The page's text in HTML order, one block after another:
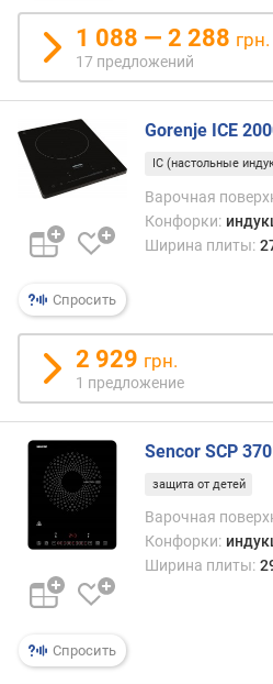
л
о
ж
е
н
и
б
ъ
м
д
у
х
о
в
и
(
)
м
и
и
1 088 — 2 288 грн.
17 предложений
Спросить
Gorenje ICE
IC (настольные
Варочная
Конфорки:
Ширина плиты:
2 929 грн.
1 предложение
Спросить
Sencor SCP
защита от детей
Варочная
Конфорки:
Ширина плиты: